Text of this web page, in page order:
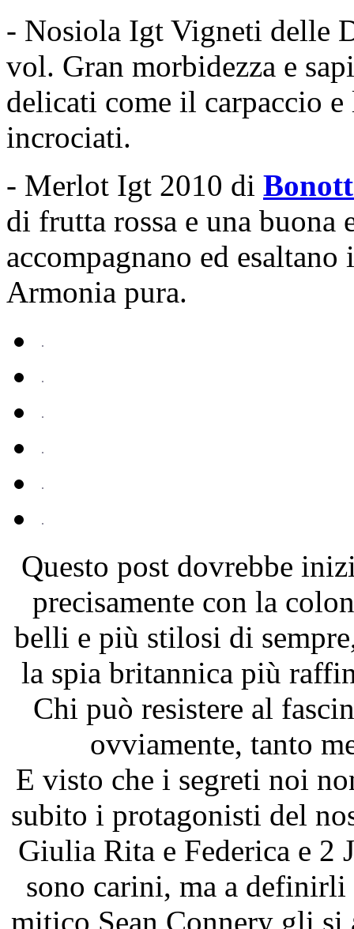
- Nosiola Igt Vigneti delle
vol. Gran morbidezza e
delicati come il carpaccio
incrociati.
- Merlot Igt 2010 di
di frutta rossa e una buona
accompagnano ed
Armonia pura.
Questo post dovrebbe
precisamente con la
belli e più stilosi di
la spia britannica più
Chi può resistere al
ovviamente, tanto
E visto che i segreti noi
subito i protagonisti del
Giulia Rita e Federica e 2
sono carini, ma a
mitico Sean Connery gli si